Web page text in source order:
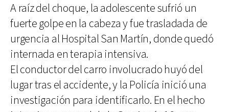
A raíz del choque, la adolescente sufrió un
fuerte golpe en la cabeza y fue trasladada de
urgencia al Hospital San Martín, donde quedó
internada en terapia intensiva.
El conductor del carro involucrado huyó del
lugar tras el accidente, y la Policía inició una
investigación para identificarlo. En el hecho